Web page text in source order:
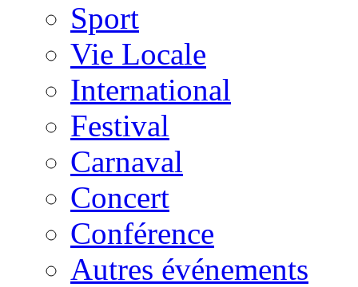
Sport
Vie Locale
International
Festival
Carnaval
Concert
Conférence
Autres événements